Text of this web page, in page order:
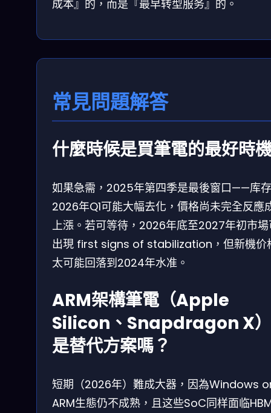
成本』的，而是『最早转型服务』的。
常見問題解答
什麼時候是買筆電的最好時
如果急需，2025年第四季是最後窗口——库
2026年Q1可能大幅去化，價格尚未完全反應
上漲。若可等待，2026年底至2027年初市
出現 first signs of stabilization，但新機价
太可能回落到2024年水准。
ARM架構筆電（Apple
Silicon、Snapdragon X
是替代方案嗎？
短期（2026年）難成大器，因為Windows
ARM生態仍不成熟，且这些SoC同样面临